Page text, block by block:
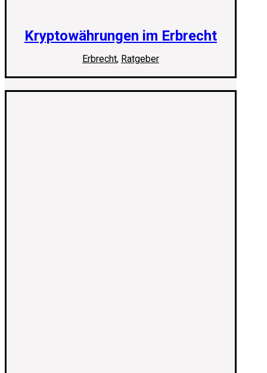
Kryptowährungen im Erbrecht
Erbrecht, Ratgeber